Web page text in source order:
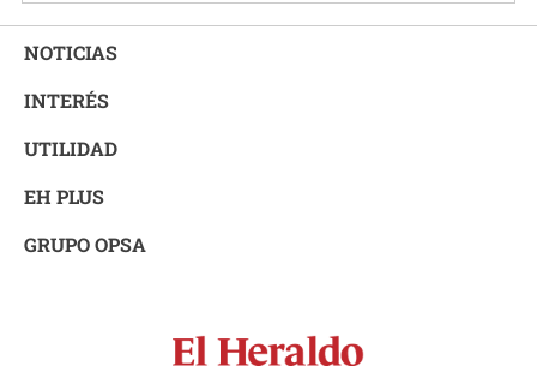
NOTICIAS
INTERÉS
UTILIDAD
EH PLUS
GRUPO OPSA